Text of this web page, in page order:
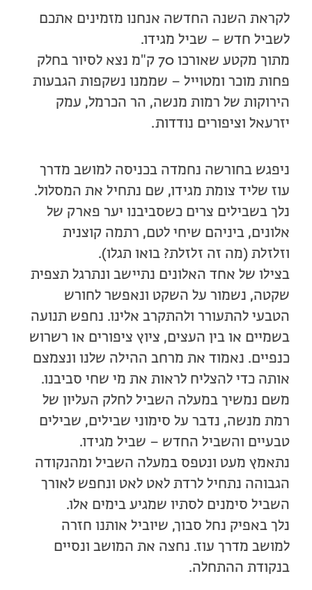
לקראת השנה החדשה אנחנו מזמינים אתכם
לשביל חדש – שביל מגידו.
מתוך מקטע שאורכו 70 ק"מ נצא לסיור בחלק
פחות מוכר ומטוייל – שממנו נשקפות הגבעות
הירוקות של רמות מנשה, הר הכרמל, עמק
יזרעאל וציפורים נודדות.
ניפגש בחורשה נחמדה בכניסה למושב מדרך
עוז שליד צומת מגידו, שם נתחיל את המסלול.
נלך בשבילים צרים כשסביבנו יער פארק של
אלונים, ביניהם שיחי לטם, רתמה קוצנית
וזלזלת (מה זה זלזלת? בואו תגלו).
בצילו של אחד האלונים נתיישב ונתרגל תצפית
שקטה, נשמור על השקט ונאפשר לחורש
הטבעי להתעורר ולהתקרב אלינו. נחפש תנועה
בשמיים או בין העצים, ציוץ ציפורים או רשרוש
כנפיים. נאמוד את מרחב ההילה שלנו ונצמצם
אותה כדי להצליח לראות את מי שחי סביבנו.
משם נמשיך במעלה השביל לחלק העליון של
רמת מנשה, נדבר על סימוני שבילים, שבילים
טבעיים והשביל החדש – שביל מגידו.
נתאמץ מעט ונטפס במעלה השביל ומהנקודה
הגבוהה נתחיל לרדת לאט לאט ונחפש לאורך
השביל סימנים לסתיו שמגיע בימים אלו.
נלך באפיק נחל סבוך, שיוביל אותנו חזרה
למושב מדרך עוז. נחצה את המושב ונסיים
בנקודת ההתחלה.